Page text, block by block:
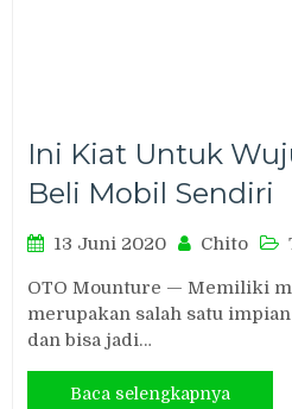
Ini Kiat Untuk
Beli Mobil Sendiri
13 Juni 2020 Chito
OTO Mounture — Memiliki
merupakan salah satu
dan bisa jadi…
Baca selengkapnya